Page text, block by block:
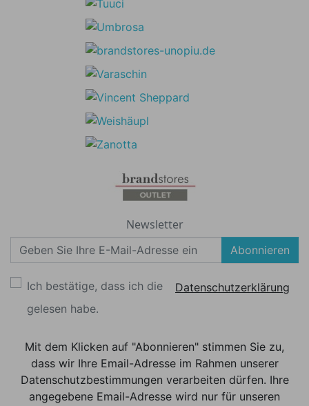
Newsletter
Abonnieren
Ich bestätige, dass ich die
Datenschutzerklärung
gelesen habe.
Mit dem Klicken auf "Abonnieren" stimmen Sie zu,
dass wir Ihre Email-Adresse im Rahmen unserer
Datenschutzbestimmungen verarbeiten dürfen. Ihre
angegebene Email-Adresse wird nur für unseren